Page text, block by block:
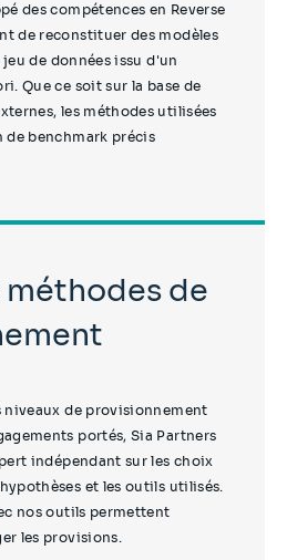
des compétences en Reverse
de reconstituer des modèles
de données issu d'un
Que ce soit sur la base de
les méthodes utilisées
benchmark précis
niveaux de provisionnement
portés, Sia Partners
indépendant sur les choix
et les outils utilisés.
nos outils permettent
les provisions.